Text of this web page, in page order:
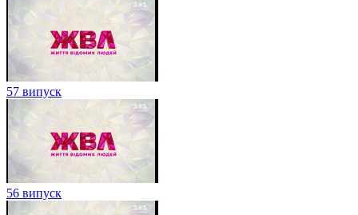
57 випуск
56 випуск